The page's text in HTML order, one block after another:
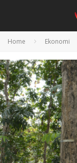
Home Ekonomi